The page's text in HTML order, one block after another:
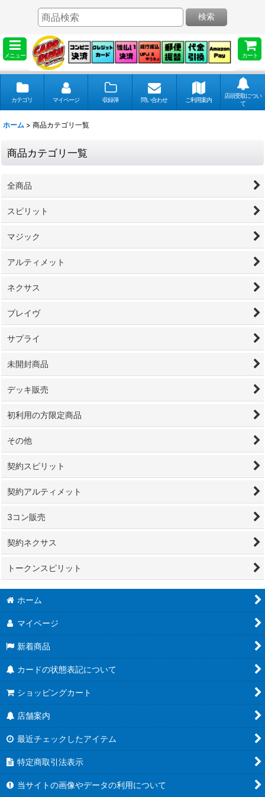
メニュー カート
検索
カテゴリ マイページ 収録弾 問い合わせ ご利用案内
店頭受取につい
て
ホーム > 商品カテゴリ一覧
商品カテゴリ一覧
全商品
スピリット
マジック
アルティメット
ネクサス
ブレイヴ
サプライ
未開封商品
デッキ販売
初利用の方限定商品
その他
契約スピリット
契約アルティメット
3コン販売
契約ネクサス
トークンスピリット
ホーム
マイページ
新着商品
カードの状態表記について
ショッピングカート
店舗案内
最近チェックしたアイテム
特定商取引法表示
当サイトの画像やデータの利用について